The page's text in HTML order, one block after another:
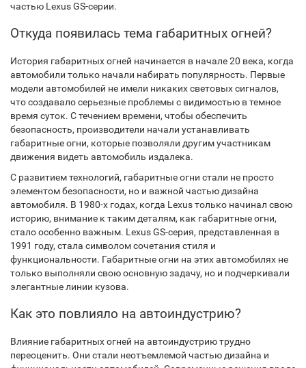
частью Lexus GS-серии.
Откуда появилась тема габаритных огней?
История габаритных огней начинается в начале 20 века, когда
автомобили только начали набирать популярность. Первые
модели автомобилей не имели никаких световых сигналов,
что создавало серьезные проблемы с видимостью в темное
время суток. С течением времени, чтобы обеспечить
безопасность, производители начали устанавливать
габаритные огни, которые позволяли другим участникам
движения видеть автомобиль издалека.
С развитием технологий, габаритные огни стали не просто
элементом безопасности, но и важной частью дизайна
автомобиля. В 1980-х годах, когда Lexus только начинал свою
историю, внимание к таким деталям, как габаритные огни,
стало особенно важным. Lexus GS-серия, представленная в
1991 году, стала символом сочетания стиля и
функциональности. Габаритные огни на этих автомобилях не
только выполняли свою основную задачу, но и подчеркивали
элегантные линии кузова.
Как это повлияло на автоиндустрию?
Влияние габаритных огней на автоиндустрию трудно
переоценить. Они стали неотъемлемой частью дизайна и